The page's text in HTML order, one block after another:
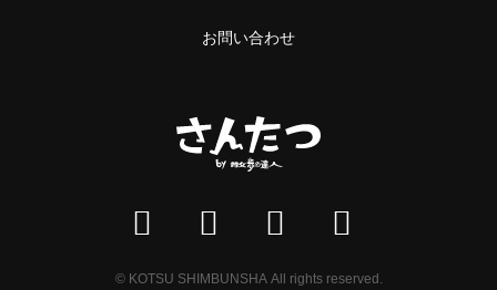
お問い合わせ
© KOTSU SHIMBUNSHA All rights reserved.